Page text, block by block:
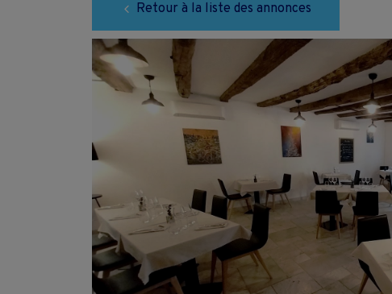
Retour à la liste des annonces